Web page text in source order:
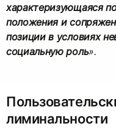
характеризующаяся
положения и
позиции в условиях
социальную роль».
лиминальности